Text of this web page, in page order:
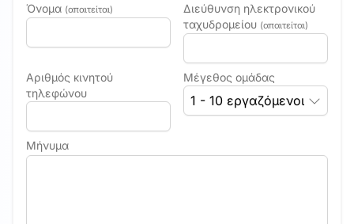
Όνομα (απαιτείται)
Διεύθυνση ηλεκτρονικού
ταχυδρομείου (απαιτείται)
Αριθμός κινητού
τηλεφώνου
Μέγεθος ομάδας
1 - 10 εργαζόμενοι
Μήνυμα